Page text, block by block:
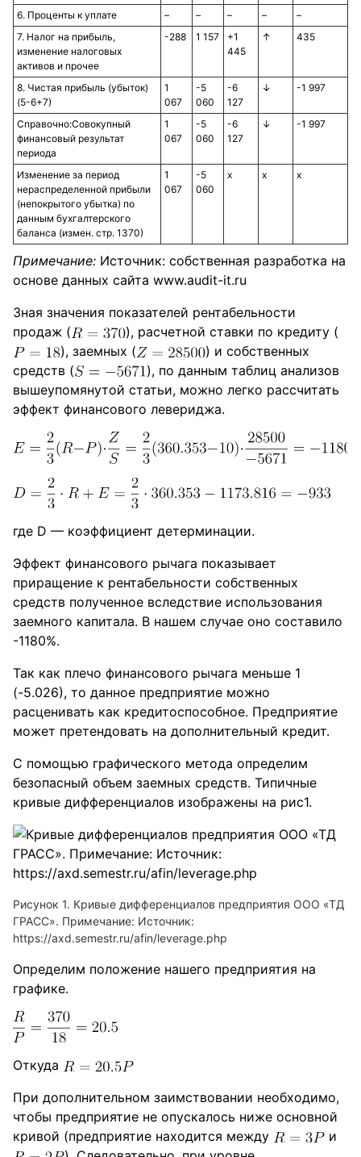
6. Проценты к уплате – – – –
–
7. Налог на прибыль,
изменение налоговых
активов и прочее
-288 1 157
+1
445
↑ 435
8. Чистая прибыль (убыток)
(5-6+7)
1
067
-5
060
-6
127
↓ -1 997
Справочно:Совокупный
финансовый результат
периода
1
067
-5
060
-6
127
↓ -1 997
Изменение за период
нераспределенной прибыли
(непокрытого убытка) по
данным бухгалтерского
баланса (измен. стр. 1370)
1
067
-5
060
х х х
Примечание: Источник: собственная разработка на
основе данных сайта www.audit-it.ru
Зная значения показателей рентабельности
продаж (
), расчетной ставки по кредиту (
), заемных (
) и собственных
средств (
), по данным таблиц анализов
вышеупомянутой статьи, можно легко рассчитать
эффект финансового левериджа.
где D — коэффициент детерминации.
Эффект финансового рычага показывает
приращение к рентабельности собственных
средств полученное вследствие использования
заемного капитала. В нашем случае оно составило
-1180%.
Так как плечо финансового рычага меньше 1
(-5.026), то данное предприятие можно
расценивать как кредитоспособное. Предприятие
может претендовать на дополнительный кредит.
С помощью графического метода определим
безопасный объем заемных средств. Типичные
кривые дифференциалов изображены на рис1.
Рисунок 1. Кривые дифференциалов предприятия ООО «ТД
ГРАСС». Примечание: Источник:
https://axd.semestr.ru/afin/leverage.php
Определим положение нашего предприятия на
графике.
Откуда
При дополнительном заимствовании необходимо,
чтобы предприятие не опускалось ниже основной
кривой (предприятие находится между
и